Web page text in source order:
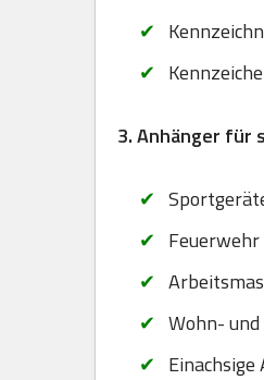
3. Anhänger für
Wohn-